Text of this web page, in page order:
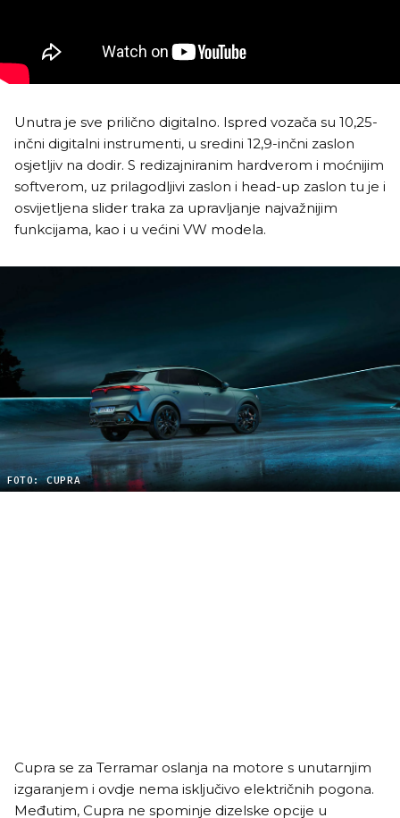
Unutra je sve prilično digitalno. Ispred vozača su 10,25-
inčni digitalni instrumenti, u sredini 12,9-inčni zaslon
osjetljiv na dodir. S redizajniranim hardverom i moćnijim
softverom, uz prilagodljivi zaslon i head-up zaslon tu je i
osvijetljena slider traka za upravljanje najvažnijim
funkcijama, kao i u većini VW modela.
FOTO: CUPRA
Cupra se za Terramar oslanja na motore s unutarnjim
izgaranjem i ovdje nema isključivo električnih pogona.
Međutim, Cupra ne spominje dizelske opcije u